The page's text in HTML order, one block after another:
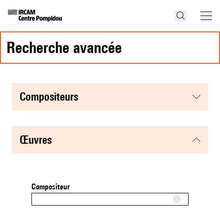
recherche avancée
compositeurs
œuvres
Compositeur